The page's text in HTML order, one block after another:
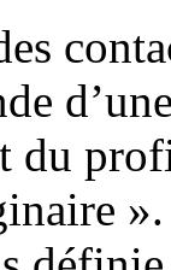
du
».